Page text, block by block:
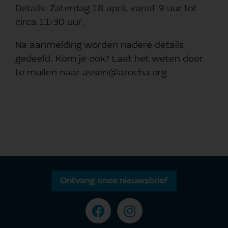
Details: Zaterdag 18 april, vanaf 9 uur tot
circa 11:30 uur.
Na aanmelding worden nadere details
gedeeld. Kom je ook? Laat het weten door
te mailen naar assen@arocha.org
Ontvang onze nieuwsbrief